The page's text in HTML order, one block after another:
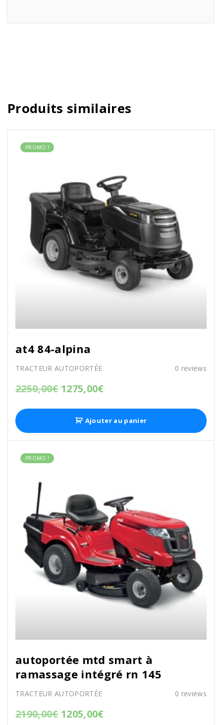
Produits similaires
PROMO !
at4 84-alpina
TRACTEUR AUTOPORTÉE 0 reviews
2250,00€ 1275,00€
Ajouter au panier
PROMO !
autoportée mtd smart à
ramassage intégré rn 145
TRACTEUR AUTOPORTÉE 0 reviews
2190,00€ 1205,00€